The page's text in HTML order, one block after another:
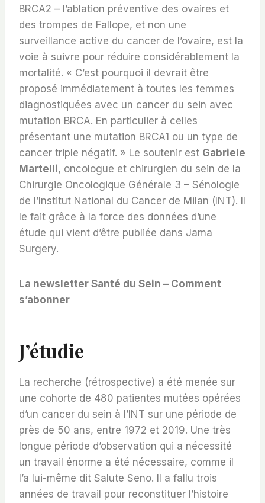
BRCA2 – l’ablation préventive des ovaires et
des trompes de Fallope, et non une
surveillance active du cancer de l’ovaire, est la
voie à suivre pour réduire considérablement la
mortalité. « C’est pourquoi il devrait être
proposé immédiatement à toutes les femmes
diagnostiquées avec un cancer du sein avec
mutation BRCA. En particulier à celles
présentant une mutation BRCA1 ou un type de
cancer triple négatif. » Le soutenir est Gabriele
Martelli, oncologue et chirurgien du sein de la
Chirurgie Oncologique Générale 3 – Sénologie
de l’Institut National du Cancer de Milan (INT). Il
le fait grâce à la force des données d’une
étude qui vient d’être publiée dans Jama
Surgery.
La newsletter Santé du Sein – Comment
s’abonner
J’étudie
La recherche (rétrospective) a été menée sur
une cohorte de 480 patientes mutées opérées
d’un cancer du sein à l’INT sur une période de
près de 50 ans, entre 1972 et 2019. Une très
longue période d’observation qui a nécessité
un travail énorme a été nécessaire, comme il
l’a lui-même dit Salute Seno. Il a fallu trois
années de travail pour reconstituer l’histoire